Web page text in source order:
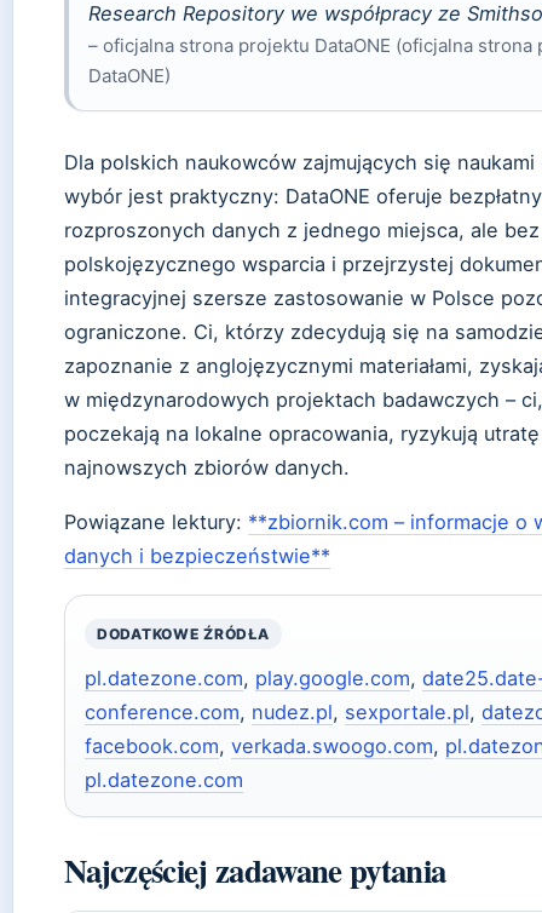
Research Repository we współpracy ze
– oficjalna strona projektu DataONE (oficjalna strona
DataONE)
Dla polskich naukowców zajmujących się naukami
wybór jest praktyczny: DataONE oferuje
rozproszonych danych z jednego miejsca, ale bez
polskojęzycznego wsparcia i przejrzystej
integracyjnej szersze zastosowanie w Polsce
ograniczone. Ci, którzy zdecydują się na
zapoznanie z anglojęzycznymi materiałami,
w międzynarodowych projektach badawczych –
poczekają na lokalne opracowania, ryzykują
najnowszych zbiorów danych.
Powiązane lektury: **zbiornik.com – informacje o
danych i bezpieczeństwie**
DODATKOWE ŹRÓDŁA
pl.datezone.com, play.google.com,
conference.com, nudez.pl, sexportale.pl,
facebook.com, verkada.swoogo.com,
pl.datezone.com
Najczęściej zadawane pytania